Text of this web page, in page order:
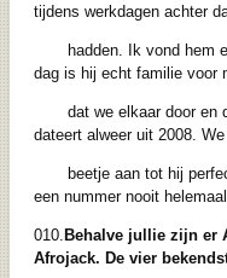
tijdens werkdagen achter
hadden. Ik vond hem
dag is hij echt familie voor
dat we elkaar door en
dateert alweer uit 2008.
beetje aan tot hij
een nummer nooit helemaal
010. Behalve jullie zijn er
Afrojack. De vier